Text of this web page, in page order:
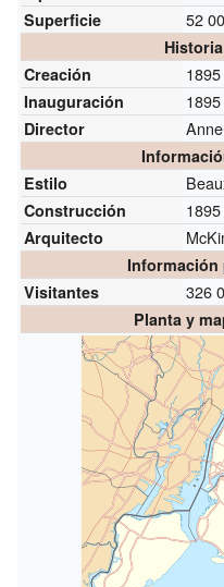
Superficie 52
Creación
1895
Inauguración 1895
Director
Estilo
Construcción 1895
Arquitecto
Información
Visitantes
326
Planta y